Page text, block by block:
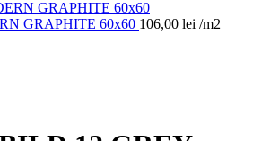
GRAPHITE 60x60 106,00 lei /m2